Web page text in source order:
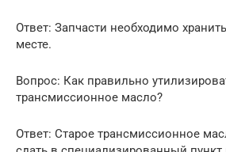
Ответ: Запчасти необходимо
месте.
Вопрос: Как правильно
трансмиссионное масло?
Ответ: Старое трансмиссионное